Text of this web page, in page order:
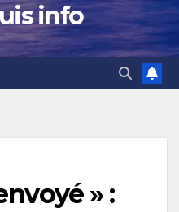
info
» :